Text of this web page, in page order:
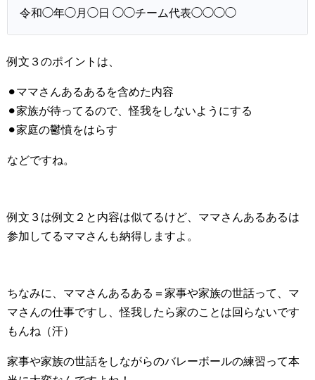
令和◯年◯月◯日 ◯◯チーム代表◯◯◯◯
例文３のポイントは、
⚫︎ママさんあるあるを含めた内容
⚫︎家族が待ってるので、怪我をしないようにする
⚫︎家庭の鬱憤をはらす
などですね。
例文３は例文２と内容は似てるけど、ママさんあるあるは
参加してるママさんも納得しますよ。
ちなみに、ママさんあるある＝家事や家族の世話って、マ
マさんの仕事ですし、怪我したら家のことは回らないです
もんね（汗）
家事や家族の世話をしながらのバレーボールの練習って本